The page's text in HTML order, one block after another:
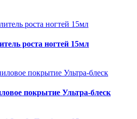
роста ногтей 15мл
покрытие Ультра-блеск